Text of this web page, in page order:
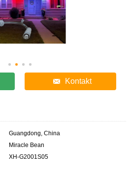
Kontakt
Guangdong, China
Miracle Bean
XH-G2001S05